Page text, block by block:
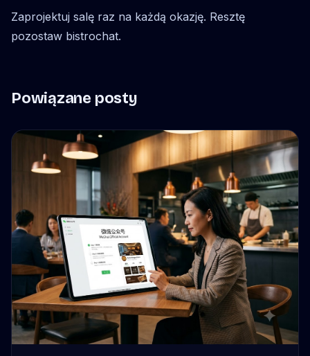
Zaprojektuj salę raz na każdą okazję. Resztę
pozostaw bistrochat.
Powiązane posty